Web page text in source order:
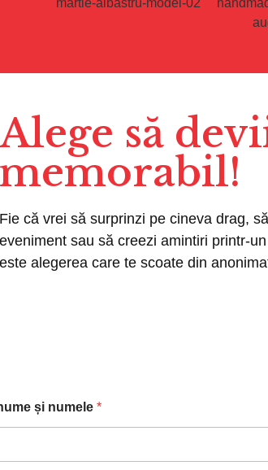
Alege să
memorabil!
Fie că vrei să surprinzi pe cineva drag,
eveniment sau să creezi amintiri printr-
este alegerea care te scoate din
și numele *